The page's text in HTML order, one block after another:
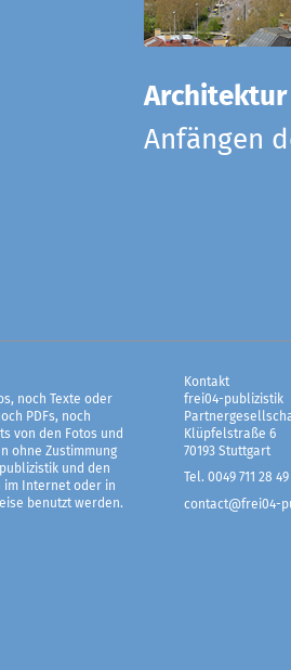
Anfängen
noch Texte oder
PDFs, noch
von den Fotos und
ohne Zustimmung
und den
im Internet oder in
benutzt werden.
Kontakt
frei04-publizistik
Klüpfelstraße 6
70193 Stuttgart
Tel. 0049 711 28 49
contact@frei04-